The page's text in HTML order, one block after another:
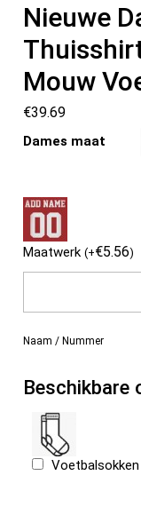
Nieuwe
Mouw
€39.69
Dames maat
Maatwerk(+€5.56)
Naam / Nummer
Beschikbare